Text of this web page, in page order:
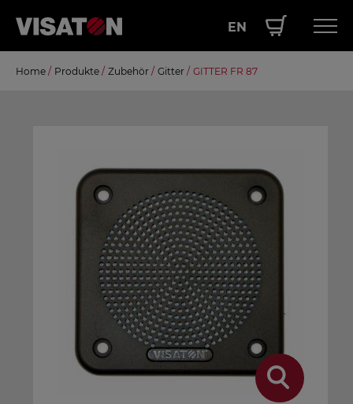
Hauptnavigation
PRODUKTE
EN
Home / Produkte / Zubehör / Gitter / GITTER FR 87